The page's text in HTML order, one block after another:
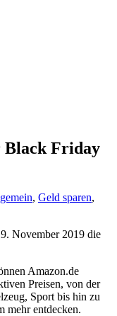
Black Friday
, Geld sparen,
November 2019 die
Amazon.de
Preisen, von der
Sport bis hin zu
mehr entdecken.